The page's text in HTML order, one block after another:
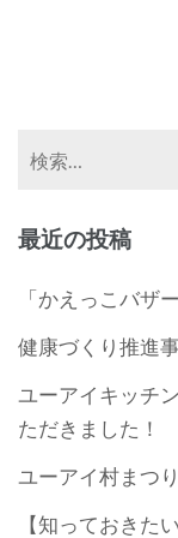
最近の投稿
「かえっこバザ
健康づくり推進
ユーアイキッチ
ただきました！
ユーアイ村まつ
【知っておきた